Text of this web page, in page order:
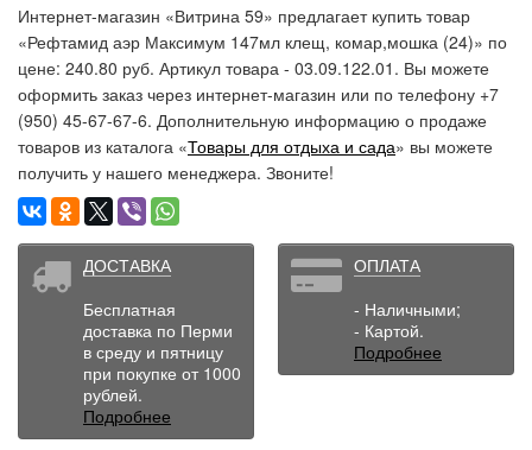
Интернет-магазин «Витрина 59» предлагает купить товар
«Рефтамид аэр Максимум 147мл клещ, комар,мошка (24)» по
цене: 240.80 руб. Артикул товара - 03.09.122.01. Вы можете
оформить заказ через интернет-магазин или по телефону +7
(950) 45-67-67-6. Дополнительную информацию о продаже
товаров из каталога «Товары для отдыха и сада» вы можете
получить у нашего менеджера. Звоните!
ДОСТАВКА
Бесплатная
доставка по Перми
в среду и пятницу
при покупке от 1000
рублей.
Подробнее
ОПЛАТА
- Наличными;
- Картой.
Подробнее